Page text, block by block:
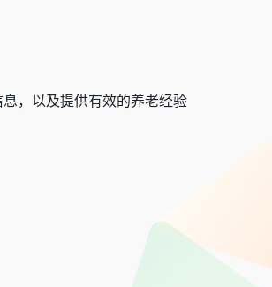
，以及提供有效的养老经验